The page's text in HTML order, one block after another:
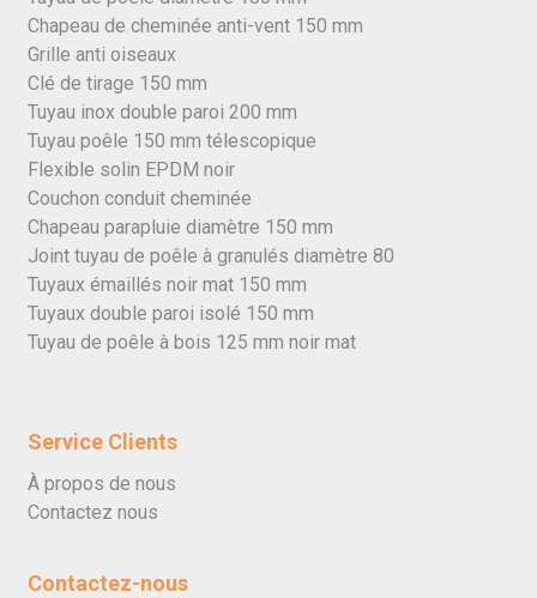
Chapeau de cheminée anti-vent 150 mm
Grille anti oiseaux
Clé de tirage 150 mm
Tuyau inox double paroi 200 mm
Tuyau poêle 150 mm télescopique
Flexible solin EPDM noir
Couchon conduit cheminée
Chapeau parapluie diamètre 150 mm
Joint tuyau de poêle à granulés diamètre 80
Tuyaux émaillés noir mat 150 mm
Tuyaux double paroi isolé 150 mm
Tuyau de poêle à bois 125 mm noir mat
Service Clients
À propos de nous
Contactez nous
Contactez-nous